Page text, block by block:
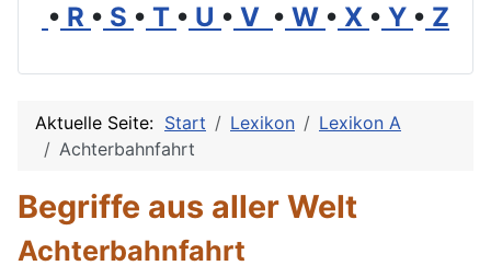
• R • S • T • U • V • W • X • Y • Z
Aktuelle Seite: Start Lexikon
Lexikon A
Achterbahnfahrt
Begriffe aus aller Welt
Achterbahnfahrt